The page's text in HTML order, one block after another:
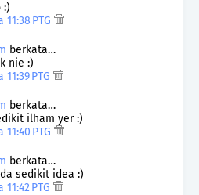
:)
PTG
berkata…
nie :)
PTG
berkata…
ilham yer :)
PTG
berkata…
sedikit idea :)
PTG